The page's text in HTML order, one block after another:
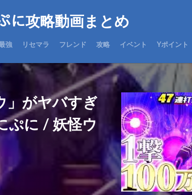
に攻略動画まとめ
強 リセマラ フレンド 攻略 イベント Yポイント
」がヤバすぎ
ぷに / 妖怪ウ